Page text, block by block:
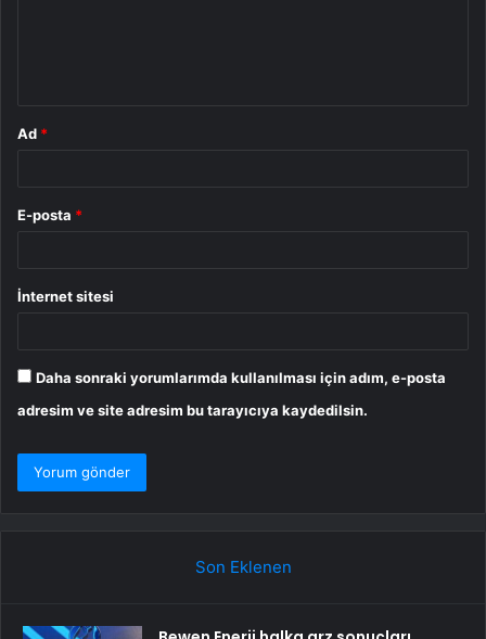
Ad *
E-posta *
İnternet sitesi
Daha sonraki yorumlarımda kullanılması için adım, e-posta
adresim ve site adresim bu tarayıcıya kaydedilsin.
Son Eklenen